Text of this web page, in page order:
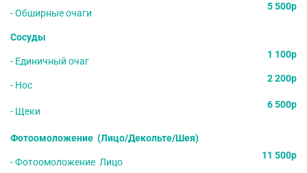
- Обширные очаги
5 500р
Сосуды
- Единичный очаг
1 100р
- Нос
2 200р
- Щеки
6 500р
Фотоомоложение (Лицо/Декольте/Шея)
- Фотоомоложение Лицо
11 500р